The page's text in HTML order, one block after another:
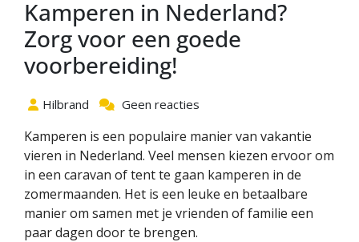
Kamperen in Nederland?
Zorg voor een goede
voorbereiding!
Hilbrand Geen reacties
Kamperen is een populaire manier van vakantie
vieren in Nederland. Veel mensen kiezen ervoor om
in een caravan of tent te gaan kamperen in de
zomermaanden. Het is een leuke en betaalbare
manier om samen met je vrienden of familie een
paar dagen door te brengen.